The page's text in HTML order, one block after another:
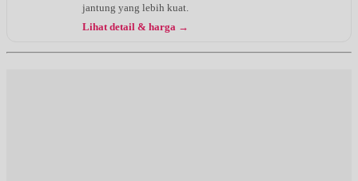
jantung yang lebih kuat.
Lihat detail & harga →